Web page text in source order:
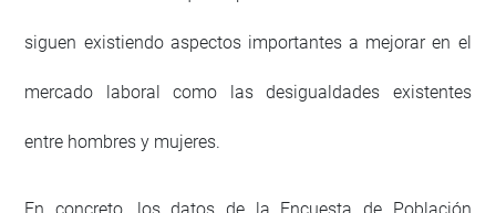
siguen existiendo aspectos importantes a mejorar en el
mercado laboral como las desigualdades existentes
entre hombres y mujeres.